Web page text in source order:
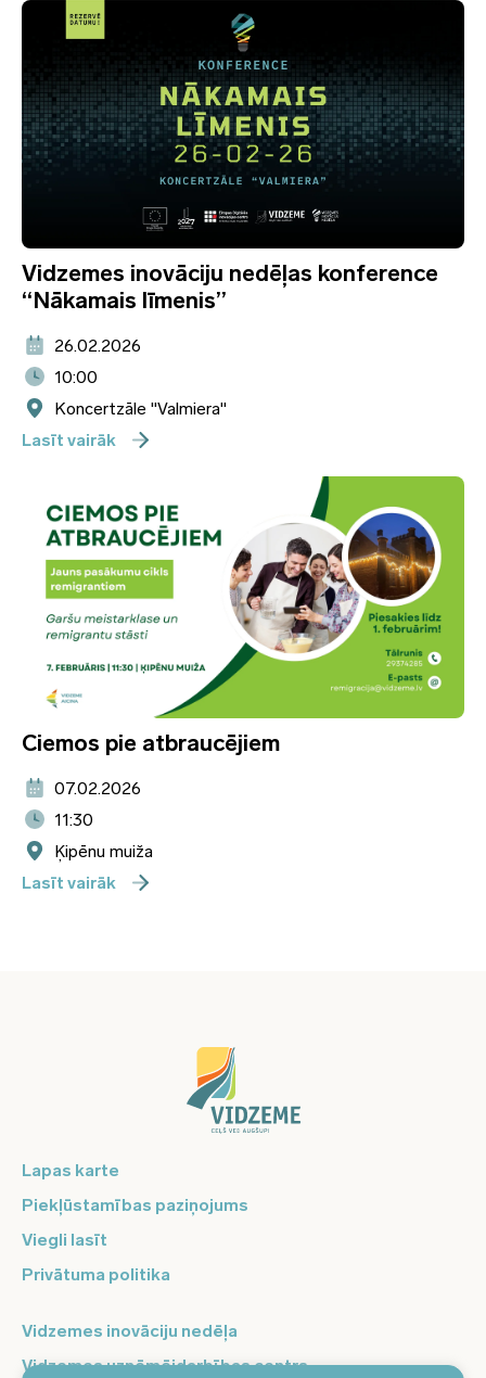
Vidzemes inovāciju nedēļas konference
“Nākamais līmenis”
26.02.2026
10:00
Koncertzāle "Valmiera"
Lasīt vairāk
Ciemos pie atbraucējiem
07.02.2026
11:30
Ķipēnu muiža
Lasīt vairāk
Lapas karte
Piekļūstamības paziņojums
Viegli lasīt
Privātuma politika
Vidzemes inovāciju nedēļa
Vidzemes uzņēmējdarbības centrs